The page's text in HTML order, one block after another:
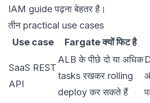
IAM guideपढ़ना बेहतर है।
तीन practical use cases
Use case
Fargate क्यों फिट है
SaaS REST
API
ALB के पीछे दो या अधिक
tasks रखकर rolling
deploy कर सकते हैं